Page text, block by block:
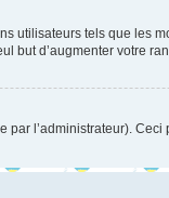
tels que les
but d’augmenter votre
l’administrateur).